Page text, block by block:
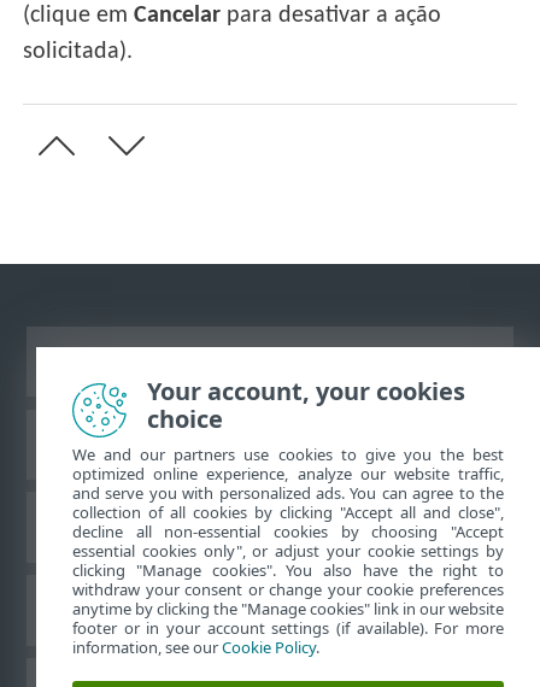
(clique emCancelar para desativar a ação
solicitada).
Base de conhecimento da ESET
Fórum ESET
Suporte regional
Your account, your cookies
choice
We and our partners use cookies to give you the best
optimized online experience, analyze our website traffic,
and serve you with personalized ads. You can agree to the
collection of all cookies by clicking "Accept all and close",
decline all non-essential cookies by choosing "Accept
essential cookies only", or adjust your cookie settings by
clicking "Manage cookies". You also have the right to
withdraw your consent or change your cookie preferences
anytime by clicking the "Manage cookies" link in our website
footer or in your account settings (if available). For more
information, see ourCookie Policy.